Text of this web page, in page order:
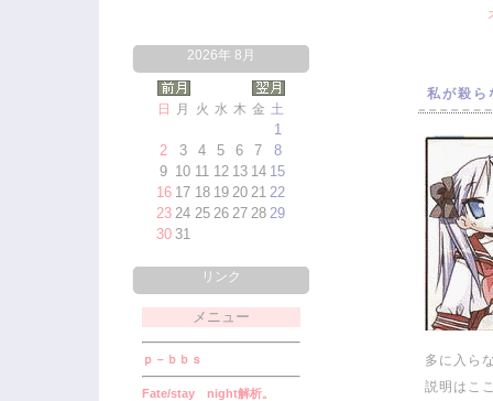
2026年 8月
日 月 火 水 木 金 土
1
2
3 4 5 6 7
8
9 10 11 12 13 14 15
16 17 18 19 20 21 22
23 24 25 26 27 28 29
30 31
リンク
メニュー
ｐ－ｂｂｓ
Fate/stay night解析。
私が殺ら
多に入ら
説明はこ